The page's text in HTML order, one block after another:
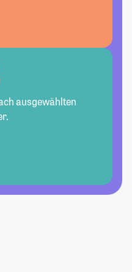
ausgewählten